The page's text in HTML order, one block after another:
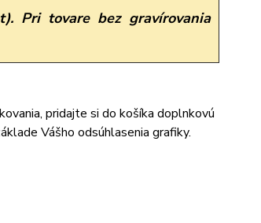
Pri tovare bez gravírovania
pridajte si do košíka doplnkovú
Vášho odsúhlasenia grafiky.